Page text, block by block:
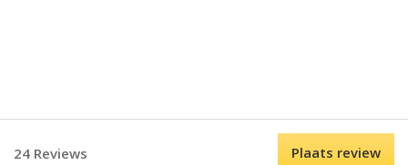
24 Reviews Plaats review